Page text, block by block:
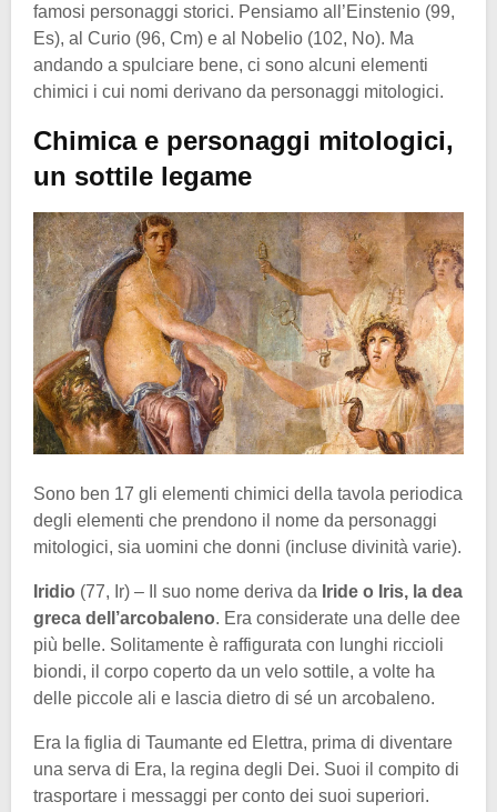
famosi personaggi storici. Pensiamo all’Einstenio (99,
Es), al Curio (96, Cm) e al Nobelio (102, No). Ma
andando a spulciare bene, ci sono alcuni elementi
chimici i cui nomi derivano da personaggi mitologici.
Chimica e personaggi mitologici,
un sottile legame
Sono ben 17 gli elementi chimici della tavola periodica
degli elementi che prendono il nome da personaggi
mitologici, sia uomini che donni (incluse divinità varie).
Iridio (77, Ir) – Il suo nome deriva da Iride o Iris, la dea
greca dell’arcobaleno. Era considerate una delle dee
più belle. Solitamente è raffigurata con lunghi riccioli
biondi, il corpo coperto da un velo sottile, a volte ha
delle piccole ali e lascia dietro di sé un arcobaleno.
Era la figlia di Taumante ed Elettra, prima di diventare
una serva di Era, la regina degli Dei. Suoi il compito di
trasportare i messaggi per conto dei suoi superiori.